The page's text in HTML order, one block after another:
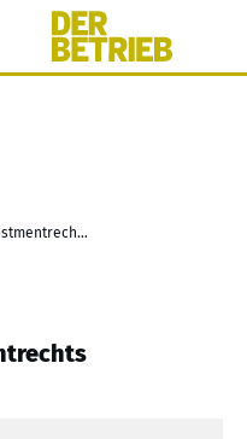
Änderung des Investmentrechts